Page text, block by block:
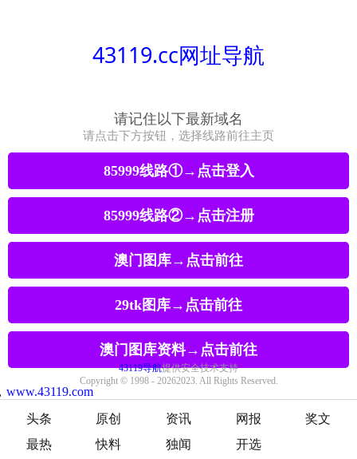
头条 原创 资讯 网报
奖文
最热
快料 独闻 开选